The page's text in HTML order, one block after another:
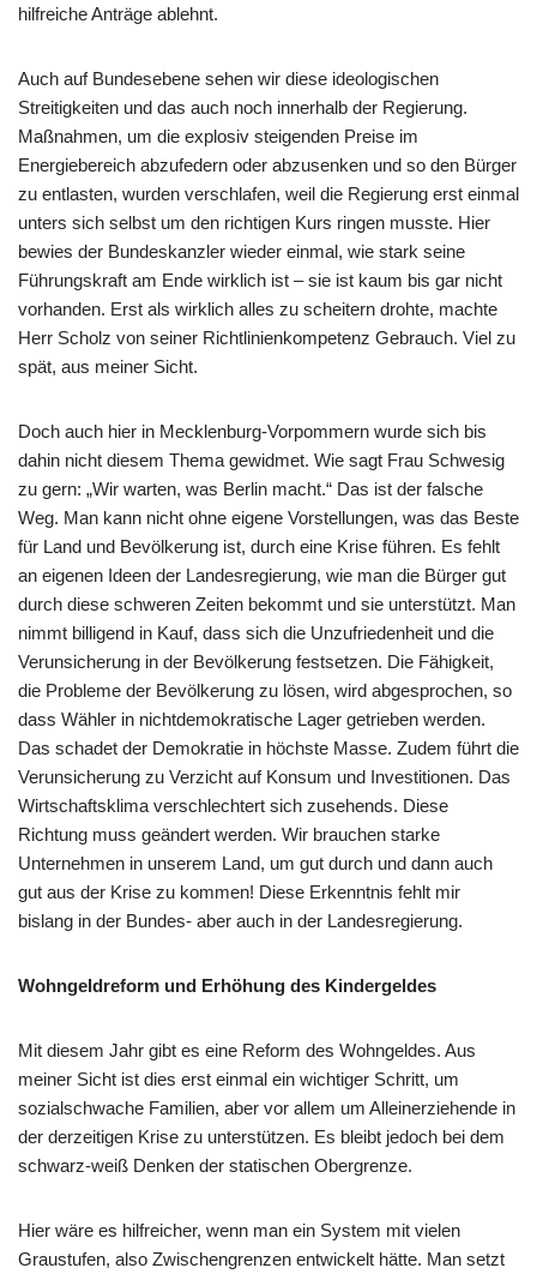
hilfreiche Anträge ablehnt.
Auch auf Bundesebene sehen wir diese ideologischen
Streitigkeiten und das auch noch innerhalb der Regierung.
Maßnahmen, um die explosiv steigenden Preise im
Energiebereich abzufedern oder abzusenken und so den Bürger
zu entlasten, wurden verschlafen, weil die Regierung erst einmal
unters sich selbst um den richtigen Kurs ringen musste. Hier
bewies der Bundeskanzler wieder einmal, wie stark seine
Führungskraft am Ende wirklich ist – sie ist kaum bis gar nicht
vorhanden. Erst als wirklich alles zu scheitern drohte, machte
Herr Scholz von seiner Richtlinienkompetenz Gebrauch. Viel zu
spät, aus meiner Sicht.
Doch auch hier in Mecklenburg-Vorpommern wurde sich bis
dahin nicht diesem Thema gewidmet. Wie sagt Frau Schwesig
zu gern: „Wir warten, was Berlin macht.“ Das ist der falsche
Weg. Man kann nicht ohne eigene Vorstellungen, was das Beste
für Land und Bevölkerung ist, durch eine Krise führen. Es fehlt
an eigenen Ideen der Landesregierung, wie man die Bürger gut
durch diese schweren Zeiten bekommt und sie unterstützt. Man
nimmt billigend in Kauf, dass sich die Unzufriedenheit und die
Verunsicherung in der Bevölkerung festsetzen. Die Fähigkeit,
die Probleme der Bevölkerung zu lösen, wird abgesprochen, so
dass Wähler in nichtdemokratische Lager getrieben werden.
Das schadet der Demokratie in höchste Masse. Zudem führt die
Verunsicherung zu Verzicht auf Konsum und Investitionen. Das
Wirtschaftsklima verschlechtert sich zusehends. Diese
Richtung muss geändert werden. Wir brauchen starke
Unternehmen in unserem Land, um gut durch und dann auch
gut aus der Krise zu kommen! Diese Erkenntnis fehlt mir
bislang in der Bundes- aber auch in der Landesregierung.
Wohngeldreform und Erhöhung des Kindergeldes
Mit diesem Jahr gibt es eine Reform des Wohngeldes. Aus
meiner Sicht ist dies erst einmal ein wichtiger Schritt, um
sozialschwache Familien, aber vor allem um Alleinerziehende in
der derzeitigen Krise zu unterstützen. Es bleibt jedoch bei dem
schwarz-weiß Denken der statischen Obergrenze.
Hier wäre es hilfreicher, wenn man ein System mit vielen
Graustufen, also Zwischengrenzen entwickelt hätte. Man setzt